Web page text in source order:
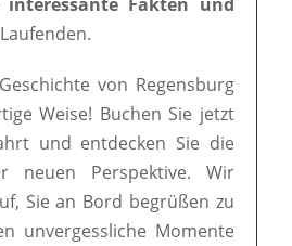
von Regensburg
Weise! Buchen Sie jetzt
und entdecken Sie die
neuen Perspektive. Wir
Sie an Bord begrüßen zu
unvergessliche Momente